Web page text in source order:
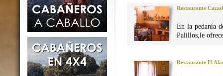
Restaurante
En la pedanía
Palillos,le
Restaurante El